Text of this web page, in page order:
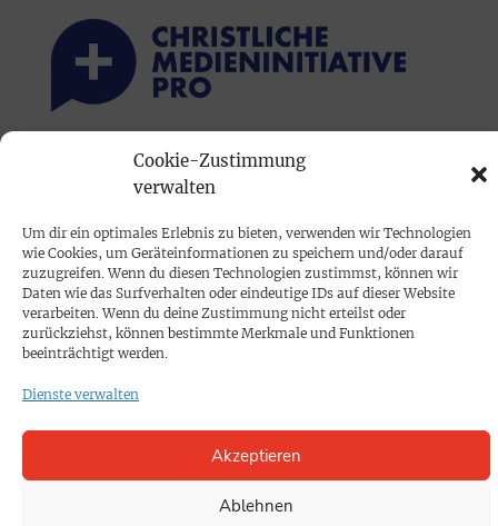
Cookie-Zustimmung
verwalten
Um dir ein optimales Erlebnis zu bieten, verwenden wir Technologien
wie Cookies, um Geräteinformationen zu speichern und/oder darauf
zuzugreifen. Wenn du diesen Technologien zustimmst, können wir
Daten wie das Surfverhalten oder eindeutige IDs auf dieser Website
verarbeiten. Wenn du deine Zustimmung nicht erteilst oder
zurückziehst, können bestimmte Merkmale und Funktionen
beeinträchtigt werden.
Dienste verwalten
Akzeptieren
Ablehnen
PRINTAUSGABE
PROKOMPAKT
Impressum
SPENDEN
Datenschutz